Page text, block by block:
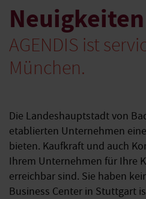
AGENDIS ist
München.
Die Landeshauptstadt von
etablierten Unternehmen
bieten. Kaufkraft und auch
Ihrem Unternehmen für Ihre
erreichbar sind. Sie haben
Business Center in Stuttgart